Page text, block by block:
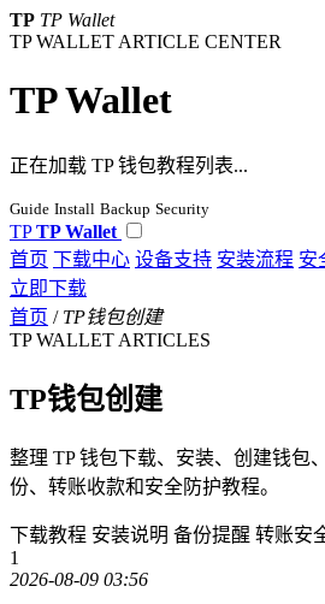
TP TP Wallet
TP WALLET ARTICLE CENTER
TP Wallet
正在加载 TP 钱包教程列表...
Guide Install Backup Security
TP TP Wallet
首页 下载中心 设备支持 安装流程 安
立即下载
首页 / TP钱包创建
TP WALLET ARTICLES
TP钱包创建
整理 TP 钱包下载、安装、创建钱包
份、转账收款和安全防护教程。
下载教程 安装说明 备份提醒 转账安
1
2026-08-09 03:56